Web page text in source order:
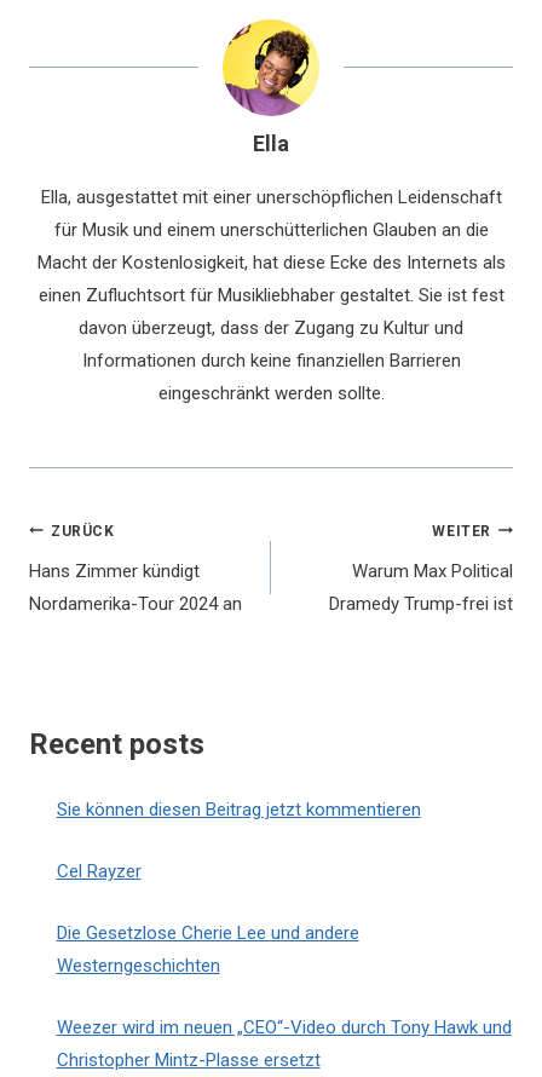
Ella
Ella, ausgestattet mit einer unerschöpflichen Leidenschaft
für Musik und einem unerschütterlichen Glauben an die
Macht der Kostenlosigkeit, hat diese Ecke des Internets als
einen Zufluchtsort für Musikliebhaber gestaltet. Sie ist fest
davon überzeugt, dass der Zugang zu Kultur und
Informationen durch keine finanziellen Barrieren
eingeschränkt werden sollte.
Beitragsnavigation
ZURÜCK
Hans Zimmer kündigt
Nordamerika-Tour 2024 an
WEITER
Warum Max Political
Dramedy Trump-frei ist
Recent posts
Sie können diesen Beitrag jetzt kommentieren
Cel Rayzer
Die Gesetzlose Cherie Lee und andere
Westerngeschichten
Weezer wird im neuen „CEO“-Video durch Tony Hawk und
Christopher Mintz-Plasse ersetzt